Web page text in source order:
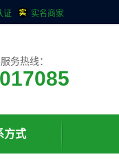
证 实名商家
务热线：
方式